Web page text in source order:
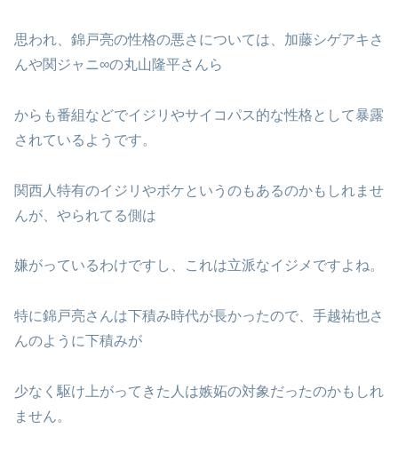
思われ、錦戸亮の性格の悪さについては、加藤シゲアキさ
んや関ジャニ∞の丸山隆平さんら
からも番組などでイジリやサイコパス的な性格として暴露
されているようです。
関西人特有のイジリやボケというのもあるのかもしれませ
んが、やられてる側は
嫌がっているわけですし、これは立派なイジメですよね。
特に錦戸亮さんは下積み時代が長かったので、手越祐也さ
んのように下積みが
少なく駆け上がってきた人は嫉妬の対象だったのかもしれ
ません。